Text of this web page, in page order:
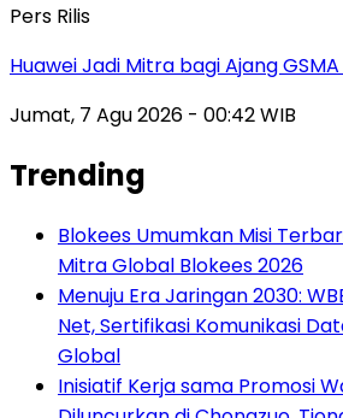
Pers Rilis
Huawei Jadi Mitra bagi Ajang GSMA
Jumat, 7 Agu 2026 - 00:42 WIB
Trending
Blokees Umumkan Misi
Mitra Global Blokees 2026
Menuju Era Jaringan 2030:
Net, Sertifikasi Komunikasi
Global
Inisiatif Kerja sama Promosi